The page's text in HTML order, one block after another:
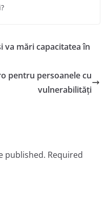
va mări capacitatea în
pentru persoanele cu
vulnerabilități
published. Required